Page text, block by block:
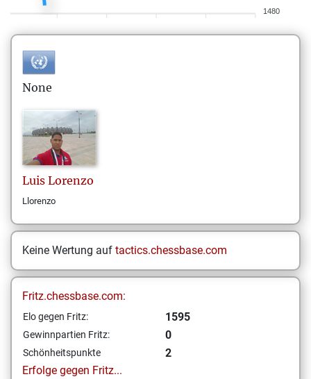
1480
None
Luis Lorenzo
Llorenzo
Keine Wertung auf tactics.chessbase.com
Fritz.chessbase.com:
Elo gegen Fritz: 1595
Gewinnpartien Fritz: 0
Schönheitspunkte
2
Erfolge gegen Fritz...